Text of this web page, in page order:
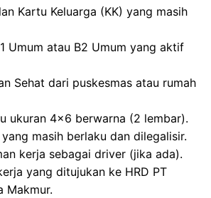
Kartu Keluarga (KK) yang masih
Umum atau B2 Umum yang aktif
Sehat dari puskesmas atau rumah
ukuran 4×6 berwarna (2 lembar).
masih berlaku dan dilegalisir.
kerja sebagai driver (jika ada).
yang ditujukan ke HRD PT
Makmur.